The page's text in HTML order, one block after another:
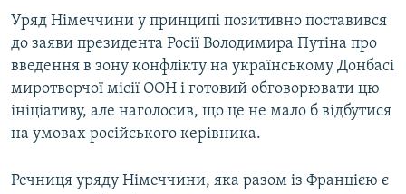
Усі сайти RFE/RL
Уряд Німеччини у принципі позитивно поставився
до заяви президента Росії Володимира Путіна про
введення в зону конфлікту на українському Донбасі
миротворчої місії ООН і готовий обговорювати цю
ініціативу, але наголосив, що це не мало б відбутися
на умовах російського керівника.
Речниця уряду Німеччини, яка разом із Францією є